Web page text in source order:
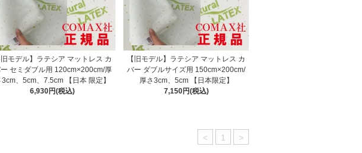
旧モデル】ラテシア マットレス カ
セミダブル用 120cm×200cm/厚
3cm、5cm、7.5cm 【日本 限定】
6,930円(税込)
【旧モデル】ラテシア マットレス カ
バー ダブルサイズ用 150cm×200cm/
厚さ3cm、5cm 【日本限定】
7,150円(税込)
< 1 >